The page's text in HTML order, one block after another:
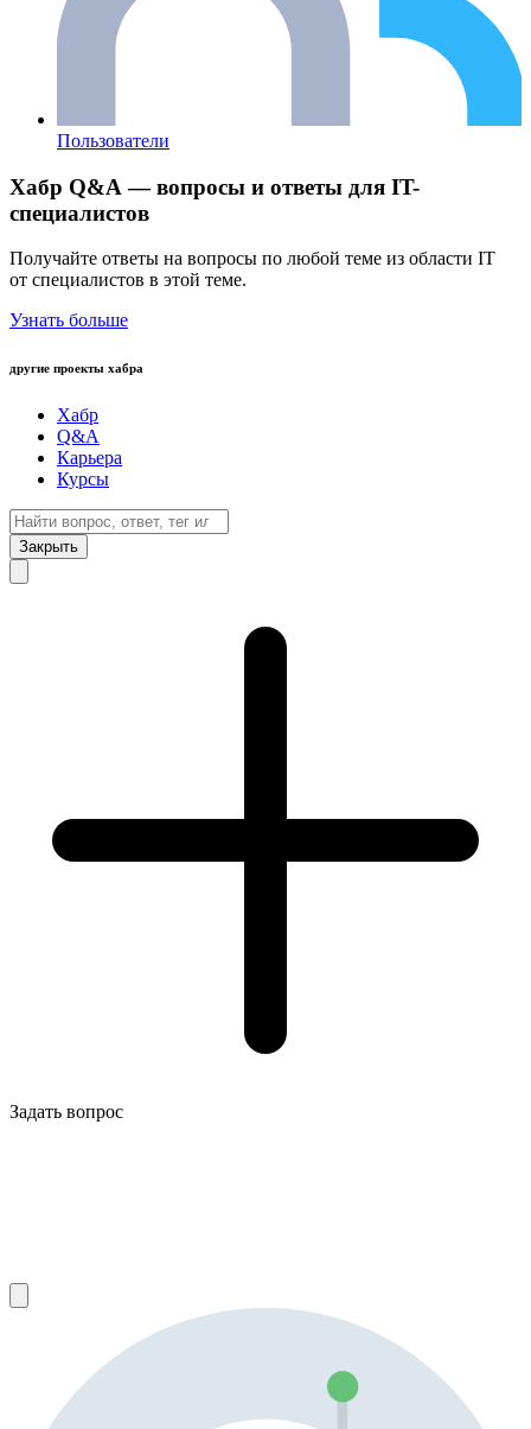
Пользователи
Хабр Q&A — вопросы и ответы для IT-
специалистов
Получайте ответы на вопросы по любой теме из области IT
от специалистов в этой теме.
Узнать больше
другие проекты хабра
Хабр
Q&A
Карьера
Курсы
Закрыть
Задать вопрос